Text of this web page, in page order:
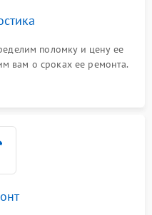
поломку и цену ее
вам о сроках ее ремонта.